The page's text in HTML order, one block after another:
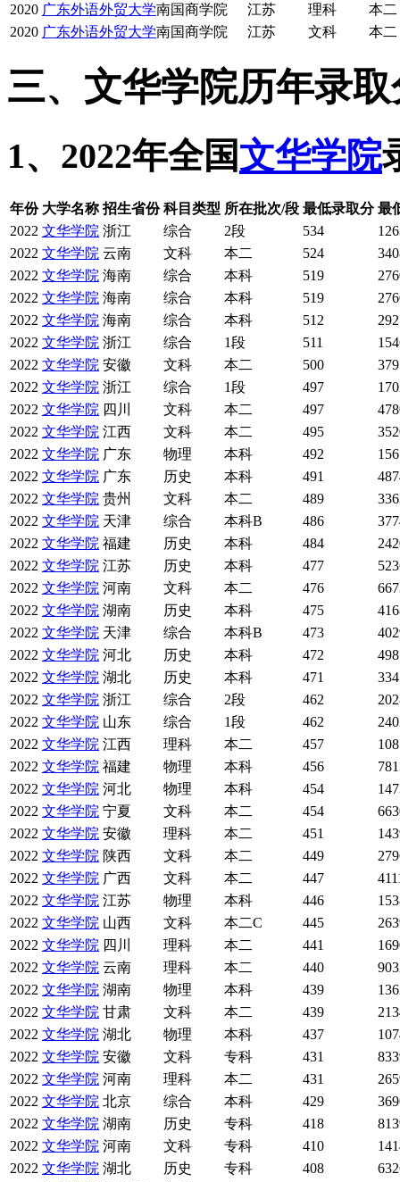
2020 广东外语外贸大学南国商学院 江苏 理科
本二
2020 广东外语外贸大学南国商学院 江苏 文科 本二
三、文华学院历年录
1、2022年全国文华学院
年份 大学名称 招生省份 科目类型 所在批次/段 最低录取分 最
2022 文华学院 浙江 综合 2段 534
2022 文华学院 云南 文科 本二 524
2022 文华学院 海南 综合 本科 519
2022 文华学院 海南 综合 本科 519
2022 文华学院 海南 综合 本科 512
2022 文华学院 浙江 综合 1段 511
2022 文华学院 安徽 文科 本二 500
2022 文华学院 浙江 综合 1段 497
2022 文华学院 四川 文科 本二 497
2022 文华学院 江西 文科 本二 495
2022 文华学院 广东 物理 本科 492
2022 文华学院 广东 历史 本科 491
2022 文华学院 贵州 文科 本二 489
2022 文华学院 天津 综合 本科B 486
2022 文华学院 福建 历史 本科 484
2022 文华学院 江苏 历史 本科 477
2022 文华学院 河南 文科 本二 476
2022 文华学院 湖南 历史 本科 475
2022 文华学院 天津 综合 本科B 473
2022 文华学院 河北 历史 本科 472
2022 文华学院 湖北 历史 本科 471
2022 文华学院 浙江 综合 2段 462
2022 文华学院 山东 综合 1段 462
2022 文华学院 江西 理科 本二 457
2022 文华学院 福建 物理 本科 456
2022 文华学院 河北 物理 本科 454
2022 文华学院 宁夏 文科 本二 454
2022 文华学院 安徽 理科 本二 451
2022 文华学院 陕西 文科 本二 449
2022 文华学院 广西 文科 本二 447
2022 文华学院 江苏 物理 本科 446
2022 文华学院 山西 文科 本二C 445
2022 文华学院 四川 理科 本二 441
2022 文华学院 云南 理科 本二 440
2022 文华学院 湖南 物理 本科 439
2022 文华学院 甘肃 文科 本二 439
2022 文华学院 湖北 物理 本科 437
2022 文华学院 安徽 文科 专科 431
2022 文华学院 河南 理科 本二 431
2022 文华学院 北京 综合 本科 429
2022 文华学院 湖南 历史 专科 418
2022 文华学院 河南 文科 专科 410
2022 文华学院 湖北 历史 专科 408